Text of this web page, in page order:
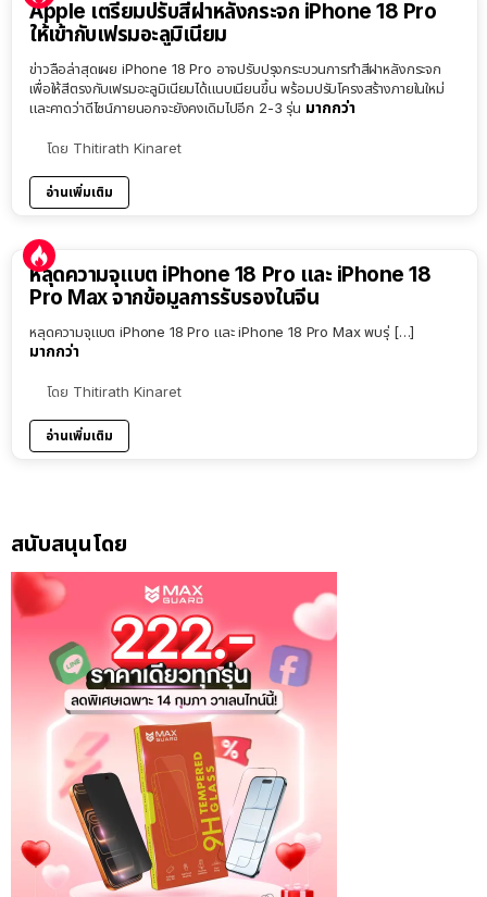
Apple เตรียมปรับสีฝาหลังกระจก iPhone 18 Pro
ให้เข้ากับเฟรมอะลูมิเนียม
ข่าวลือล่าสุดเผย iPhone 18 Pro อาจปรับปรุงกระบวนการทำสีฝาหลังกระจก
เพื่อให้สีตรงกับเฟรมอะลูมิเนียมได้แนบเนียนขึ้น พร้อมปรับโครงสร้างภายในใหม่
และคาดว่าดีไซน์ภายนอกจะยังคงเดิมไปอีก 2-3 รุ่น มากกว่า
โดย Thitirath Kinaret
อ่านเพิ่มเติม
หลุดความจุแบต iPhone 18 Pro และ iPhone 18
Pro Max จากข้อมูลการรับรองในจีน
หลุดความจุแบต iPhone 18 Pro และ iPhone 18 Pro Max พบรุ่ […]
มากกว่า
โดย Thitirath Kinaret
อ่านเพิ่มเติม
สนับสนุนโดย